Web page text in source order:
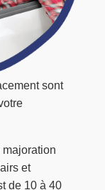
sont
et
de 10 à 40